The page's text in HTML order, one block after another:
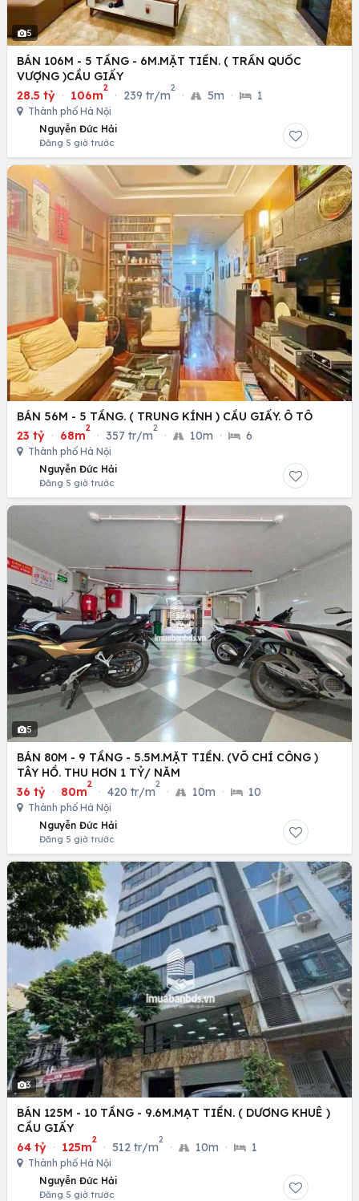
5
BÁN 106M - 5 TẦNG - 6M.MẶT TIỀN. ( TRẦN QUỐC
VƯỢNG )CẦU GIẤY
28.5 tỷ · 106m
2
· 239 tr/m
2
· 5m · 1
Thành phố Hà Nội
Nguyễn Đức Hải
Đăng 5 giờ trước
BÁN 56M - 5 TẦNG. ( TRUNG KÍNH ) CẦU GIẤY. Ô TÔ
23 tỷ · 68m
2
· 357 tr/m
2
· 10m · 6
Thành phố Hà Nội
Nguyễn Đức Hải
Đăng 5 giờ trước
5
BÁN 80M - 9 TẦNG - 5.5M.MẶT TIỀN. (VÕ CHÍ CÔNG )
TÂY HỒ. THU HƠN 1 TỶ/ NĂM
36 tỷ · 80m
2
· 420 tr/m
2
· 10m · 10
Thành phố Hà Nội
Nguyễn Đức Hải
Đăng 5 giờ trước
3
BÁN 125M - 10 TẦNG - 9.6M.MẠT TIỀN. ( DƯƠNG KHUÊ )
CẦU GIẤY
64 tỷ · 125m
2
· 512 tr/m
2
· 10m · 1
Thành phố Hà Nội
Nguyễn Đức Hải
Đăng 5 giờ trước